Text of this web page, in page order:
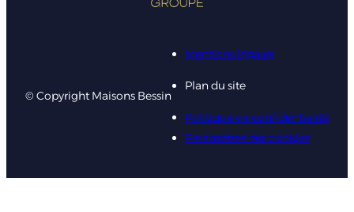
© Copyright Maisons Bessin
Mentions légales
Plan du site
Politique de confidentialité
Paramètres des cookies